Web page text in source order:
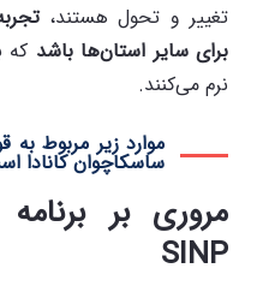
تغییر و تحول هستند،
برای سایر استان‌ها باشد که
نرم می‌کنند.
موارد زیر مربوط به
ساسکاچوان کانادا
مروری بر
SINP